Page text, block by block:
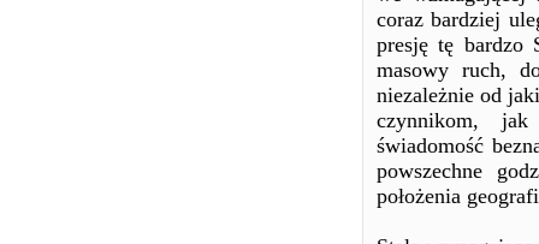
coraz bardziej
presję tę bardzo
masowy ruch,
niezależnie od
czynnikom, jak
świadomość
powszechne
położenia